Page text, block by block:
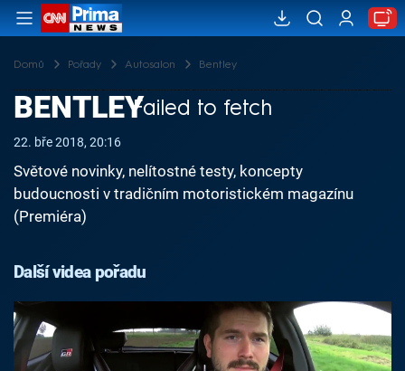
Domů Pořady Autosalon Bentley
Failed to fetch
BENTLEY
22. bře 2018, 20:16
Světové novinky, nelítostné testy, koncepty
budoucnosti v tradičním motoristickém magazínu
(Premiéra)
Další videa pořadu